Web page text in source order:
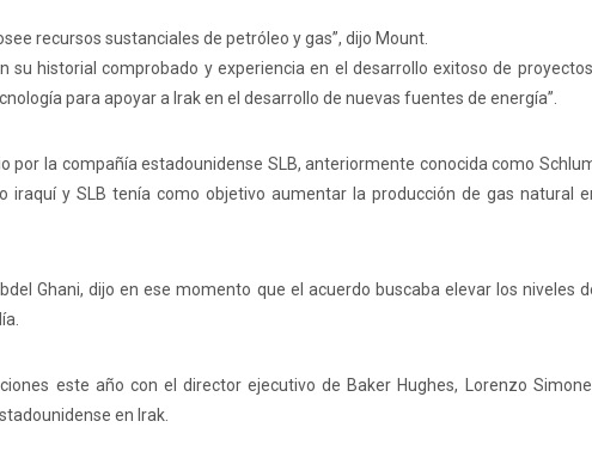
recursos sustanciales de petróleo y gas”, dijo Mount.
su historial comprobado y experiencia en el desarrollo exitoso de
para apoyar a Irak en el desarrollo de nuevas fuentes de energía”.
por la compañía estadounidense SLB, anteriormente conocida como
iraquí y SLB tenía como objetivo aumentar la producción de gas natural
Ghani, dijo en ese momento que el acuerdo buscaba elevar los niveles
este año con el director ejecutivo de Baker Hughes, Lorenzo
en Irak.